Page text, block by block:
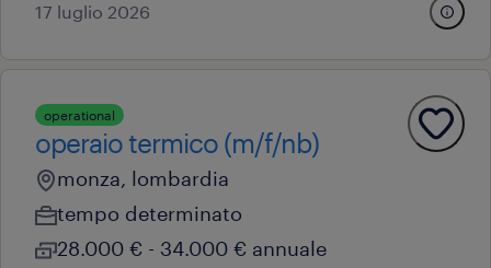
17 luglio 2026
operational
operaio termico (m/f/nb)
monza, lombardia
tempo determinato
28.000 € - 34.000 € annuale